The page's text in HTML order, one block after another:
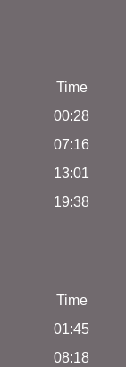
Time
00:28
07:16
13:01
19:38
Time
01:45
08:18